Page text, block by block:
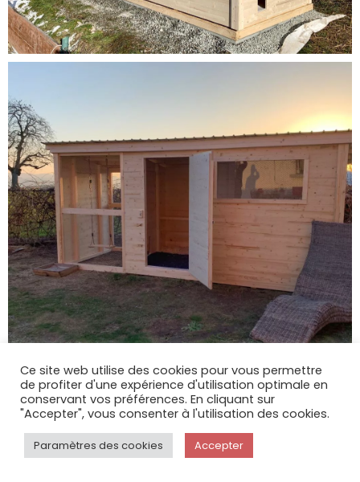
Ce site web utilise des cookies pour vous permettre
de profiter d'une expérience d'utilisation optimale en
conservant vos préférences. En cliquant sur
"Accepter", vous consenter à l'utilisation des cookies.
Paramètres des cookies Accepter